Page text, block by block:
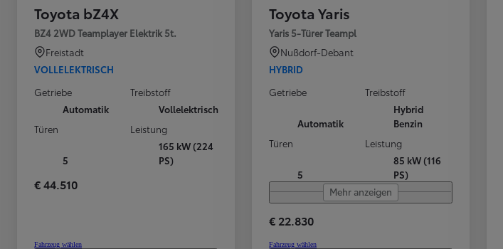
Toyota bZ4X
BZ4 2WD Teamplayer Elektrik 5t.
Freistadt
VOLLELEKTRISCH
Getriebe
Automatik
Treibstoff
Vollelektrisch
Türen
5
Leistung
165 kW (224
PS)
€ 44.510
Fahrzeug wählen
Toyota Yaris
Yaris 5-Türer Teampl
Nußdorf-Debant
HYBRID
Getriebe
Automatik
Treibstoff
Hybrid
Benzin
Türen
5
Leistung
85 kW (116
PS)
Mehr anzeigen
€ 22.830
Fahrzeug wählen